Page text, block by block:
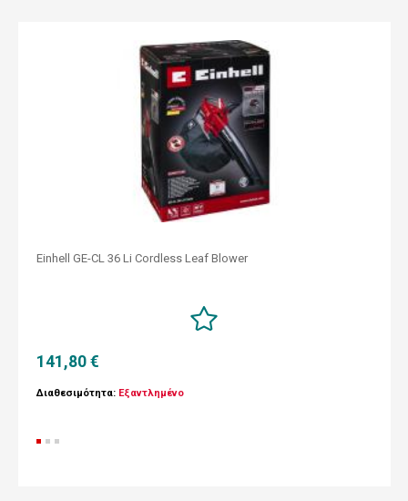
Einhell GE-CL 36 Li Cordless Leaf Blower
141,80 €
Διαθεσιμότητα: Εξαντλημένο